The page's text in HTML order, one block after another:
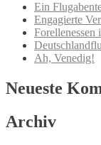
Ein
Engagierte
Forellenessen
Ah, Venedig!
Neueste
Archiv